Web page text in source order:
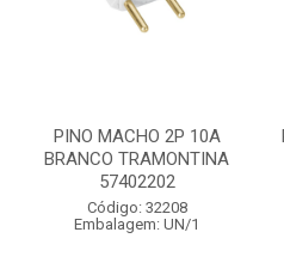
PINO MACHO 2P 10A
BRANCO TRAMONTINA
57402202
Código: 32208
Embalagem: UN/1